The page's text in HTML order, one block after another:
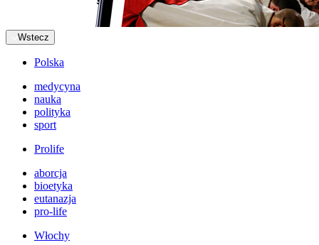
Wstecz
Polska
medycyna
nauka
polityka
sport
Prolife
aborcja
bioetyka
eutanazja
pro-life
Włochy